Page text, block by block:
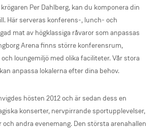
Per Dahlberg, kan du komponera din
Här serveras konferens-, lunch- och
mat av högklassiga råvaror som anpassas
Arena finns större konferensrum,
loungemiljö med olika faciliteter. Vår stora
anpassa lokalerna efter dina behov.
hösten 2012 och är sedan dess en
konserter, nervpirrande sportupplevelser,
och andra evenemang. Den största arenahallen